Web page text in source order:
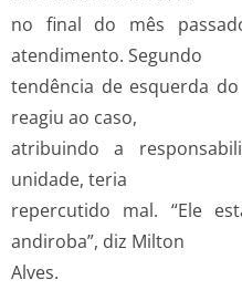
no final do mês
atendimento. Segundo
tendência de esquerda
reagiu ao caso,
atribuindo a
unidade, teria
repercutido mal. “Ele
andiroba”, diz Milton
Alves.